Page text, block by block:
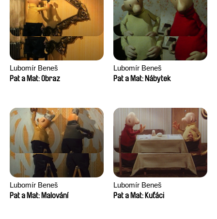
Lubomír Beneš
Pat a Mat: Obraz
Lubomír Beneš
Pat a Mat: Nábytek
Lubomír Beneš
Pat a Mat: Malování
Lubomír Beneš
Pat a Mat: Kuťáci